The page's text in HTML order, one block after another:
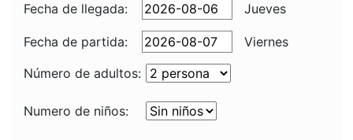
Fecha de llegada: Jueves
Fecha de partida:
Viernes
Número de adultos:
Numero de niños: